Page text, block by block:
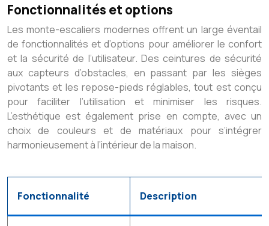
Fonctionnalités et options
Les monte-escaliers modernes offrent un large éventail
de fonctionnalités et d’options pour améliorer le confort
et la sécurité de l’utilisateur. Des ceintures de sécurité
aux capteurs d’obstacles, en passant par les sièges
pivotants et les repose-pieds réglables, tout est conçu
pour faciliter l’utilisation et minimiser les risques.
L’esthétique est également prise en compte, avec un
choix de couleurs et de matériaux pour s’intégrer
harmonieusement à l’intérieur de la maison.
Fonctionnalité Description